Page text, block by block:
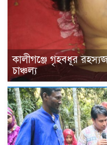
কালীগঞ্জে গৃহবধূর
চাঞ্চল্য